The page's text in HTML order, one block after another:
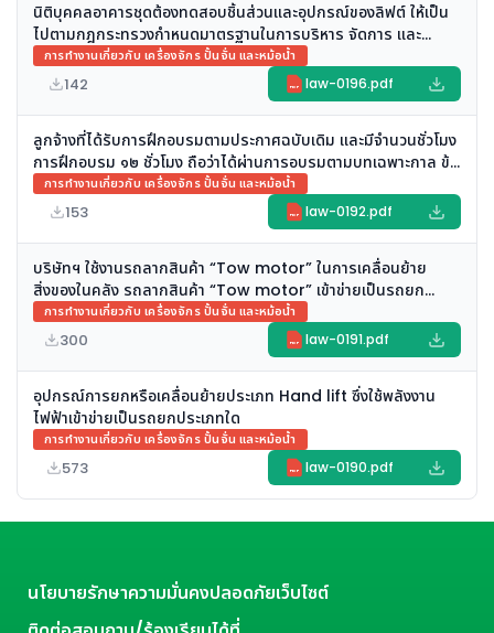
นิติบุคคลอาคารชุดต้องทดสอบชิ้นส่วนและอุปกรณ์ของลิฟต์ ให้เป็น
ไปตามกฎกระทรวงกำหนดมาตรฐานในการบริหาร จัดการ และ
ดำเนินการด้านความปลอดภัยฯ เกี่ยวกับเครื่องจักร ปั้นจั่น และหม้อ
น้ำ พ.ศ. ๒๕๖๔ หรือไม่
การทำงานเกี่ยวกับ เครื่องจักร ปั้นจั่น และหม้อน้ำ
142 PDF law-0196.pdf
ลูกจ้างที่ได้รับการฝึกอบรมตามประกาศฉบับเดิม และมีจำนวนชั่วโมง
การฝึกอบรม ๑๒ ชั่วโมง ถือว่าได้ผ่านการอบรมตามบทเฉพาะกาล ข้อ
๑๙ แห่ง ประกาศกรมฯ เรื่อง หลักสูตรการฝึกอบรมผู้บังคับปั้นจั่น ผู้
ให้สัญญาณแก่ผู้บังคับปั้นจั่น ผู้ยึดเกาะวัสดุ หรือผู้ควบคุมการใช้
ปั้นจั่น และการฝึกอบรมทบทวนการทำงานเกี่ยวกับปั้นจั่น ลงวันที่ ๓
การทำงานเกี่ยวกับ เครื่องจักร ปั้นจั่น และหม้อน้ำ
153 PDF law-0192.pdf
บริษัทฯ ใช้งานรถลากสินค้า “Tow motor” ในการเคลื่อนย้าย
สิ่งของในคลัง รถลากสินค้า “Tow motor” เข้าข่ายเป็นรถยก
ประเภทอื่น ๆ ตามที่กฎหมายกำหนดหรือไม่
การทำงานเกี่ยวกับ เครื่องจักร ปั้นจั่น และหม้อน้ำ
300 PDF law-0191.pdf
อุปกรณ์การยกหรือเคลื่อนย้ายประเภท Hand lift ซึ่งใช้พลังงาน
ไฟฟ้าเข้าข่ายเป็นรถยกประเภทใด
การทำงานเกี่ยวกับ เครื่องจักร ปั้นจั่น และหม้อน้ำ
573 PDF law-0190.pdf
นโยบายรักษาความมั่นคงปลอดภัยเว็บไซต์